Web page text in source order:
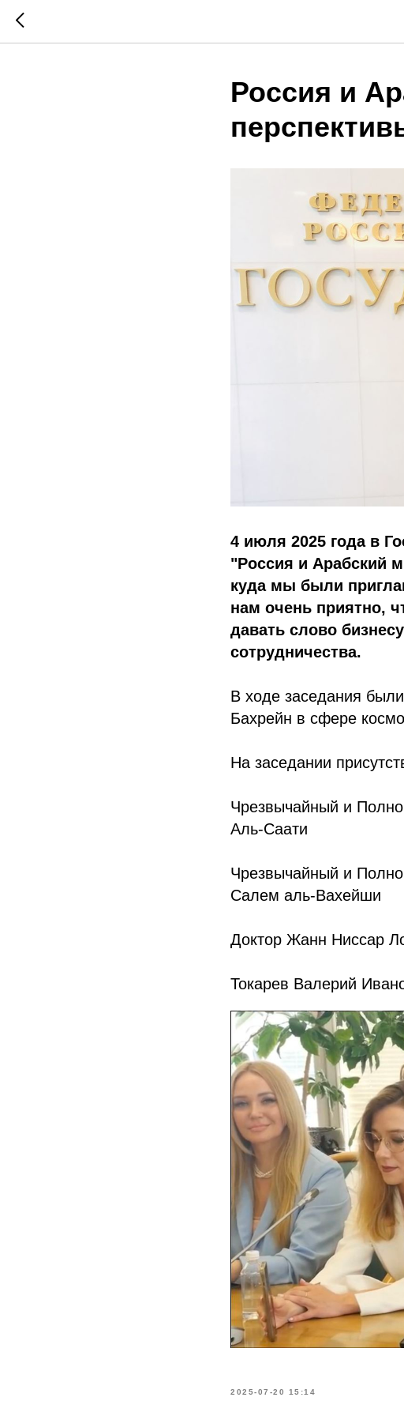
Россия и
4 июля 2025 года в
"Россия и Арабский
куда мы были
нам очень приятно,
давать слово
сотрудничества.
В ходе заседания
Бахрейн в сфере
На заседании
Чрезвычайный и
Аль-Саати
Чрезвычайный и
Салем аль-Вахейши
Доктор Жанн Ниссар
Токарев Валерий
2025-07-20 15:14